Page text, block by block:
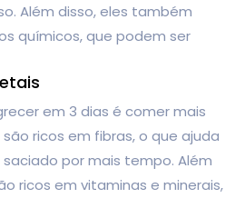
Além disso, eles também
químicos, que podem ser
em 3 dias é comer mais
ricos em fibras, o que ajuda
por mais tempo. Além
ricos em vitaminas e minerais,